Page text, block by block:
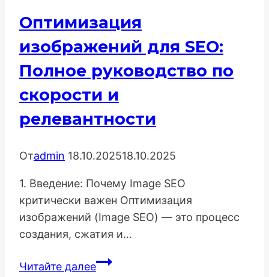
для
дома
и
бизнеса
Оптимизация
изображений для SEO:
Полное руководство по
скорости и
релевантности
Отadmin 18.10.202518.10.2025
1. Введение: Почему Image SEO
критически важен Оптимизация
изображений (Image SEO) — это процесс
создания, сжатия и…
Читайте далееОптимизация